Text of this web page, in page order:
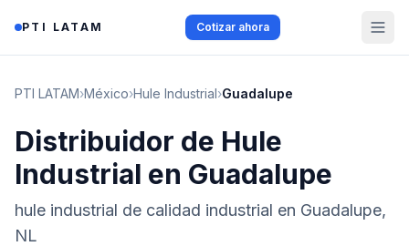
PTI LATAM Cotizar ahora
PTI LATAM›México›Hule Industrial›Guadalupe
Distribuidor de Hule
Industrial en Guadalupe
hule industrial de calidad industrial en Guadalupe,
NL